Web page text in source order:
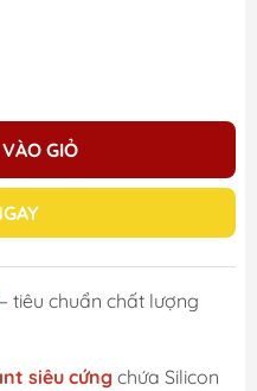
GIỎ
– tiêu chuẩn chất lượng
siêu cứng chứa Silicon